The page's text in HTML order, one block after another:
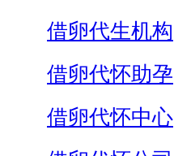
借卵代生机构
借卵代怀助孕
借卵代怀中心